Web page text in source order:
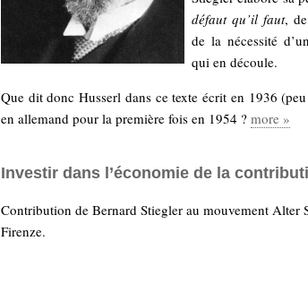
défaut qu’il faut,
de la nécessité
qui en découle.
Que dit donc Husserl dans ce texte écrit en 1936
en allemand pour la première fois en 1954 ? more »
Investir dans l’économie de la
Contribution de Bernard Stiegler au mouvement Alter
Firenze.